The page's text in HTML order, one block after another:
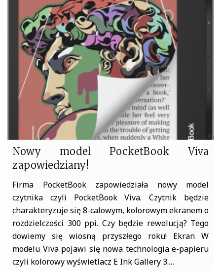
o
o
Nowy model PocketBook Viva
zapowiedziany!
Firma PocketBook zapowiedziała nowy model
czytnika czyli PocketBook Viva. Czytnik będzie
charakteryzuje się 8-calowym, kolorowym ekranem o
rozdzielczości 300 ppi. Czy będzie rewolucją? Tego
dowiemy się wiosną przyszłego roku! Ekran W
modelu Viva pojawi się nowa technologia e-papieru
czyli kolorowy wyświetlacz E Ink Gallery 3.…